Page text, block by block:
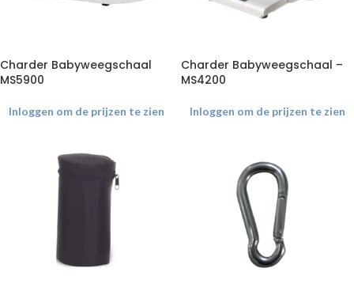
Charder Babyweegschaal
MS5900
Inloggen om de prijzen te zien
Charder Babyweegschaal –
MS4200
Inloggen om de prijzen te zien